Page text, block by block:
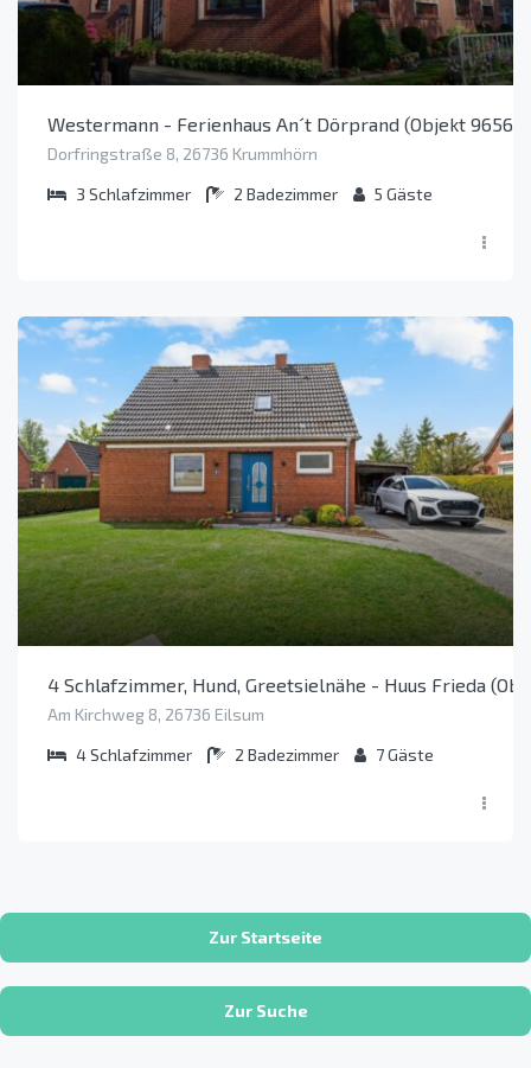
Westermann - Ferienhaus An´t Dörprand (Objekt 96562)
Dorfringstraße 8, 26736 Krummhörn
3 Schlafzimmer 2 Badezimmer 5 Gäste
4 Schlafzimmer, Hund, Greetsielnähe - Huus Frieda
Am Kirchweg 8, 26736 Eilsum
4Schlafzimmer 2 Badezimmer 7Gäste
Zur Startseite
Zur Suche